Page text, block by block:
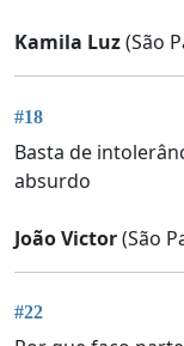
Kamila Luz(São
#18
Basta de
absurdo
João Victor(São
#22